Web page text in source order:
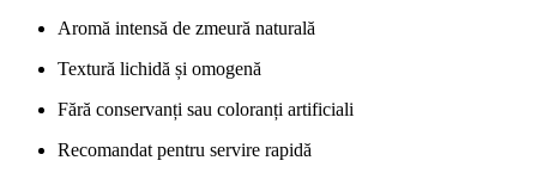
Aromă intensă de zmeură naturală
Textură lichidă și omogenă
Fără conservanți sau coloranți artificiali
Recomandat pentru servire rapidă